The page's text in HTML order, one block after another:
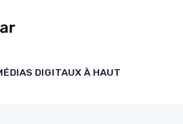
DIGITAUX À HAUT